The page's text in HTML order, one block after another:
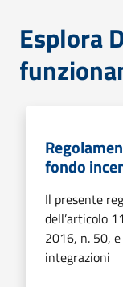
Esplora
fondo
Il presente
dell’articolo
2016, n. 50,
integrazioni